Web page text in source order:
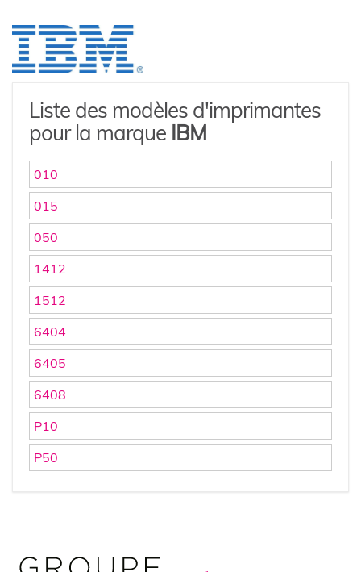
Liste des modèles d'imprimantes
pour la marque IBM
010
015
050
1412
1512
6404
6405
6408
P10
P50